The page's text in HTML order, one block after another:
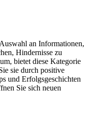
an Informationen,
Hindernisse zu
bietet diese Kategorie
sie durch positive
und Erfolgsgeschichten
Sie sich neuen